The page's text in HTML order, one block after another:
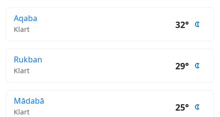
Aqaba
Klart 32°
Rukban
Klart 29°
Mādabā
Klart 25°